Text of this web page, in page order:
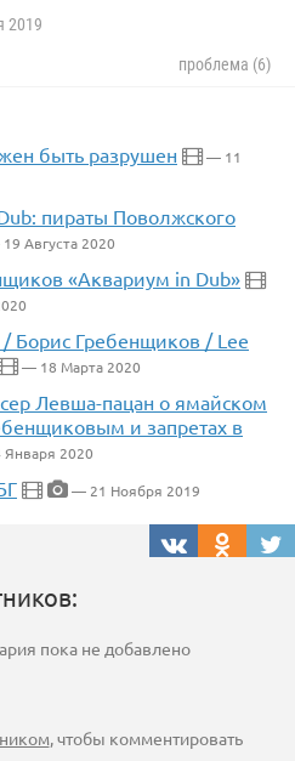
2019
проблема (6)
быть разрушен
— 11
пираты Поволжского
Августа 2020
«Аквариум in Dub»
Борис Гребенщиков / Lee
— 18 Марта 2020
Левша-пацан о ямайском
и запретах в
2020
— 21 Ноября 2019
пока не добавлено
, чтобы комментировать